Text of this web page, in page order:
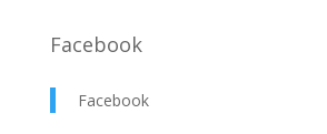
Facebook
Facebook